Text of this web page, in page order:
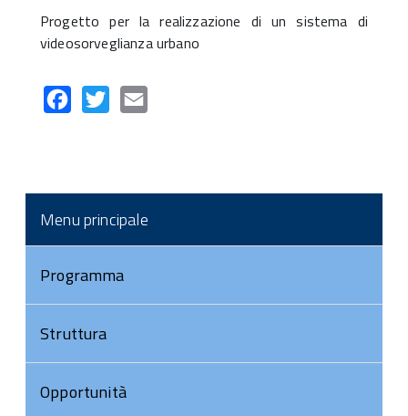
Progetto per la realizzazione di un sistema di
videosorveglianza urbano
FacebookTwitter
Menu principale
Programma
Struttura
Opportunità